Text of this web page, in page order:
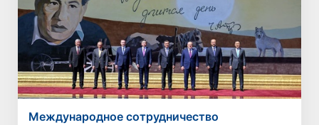
Международное сотрудничество